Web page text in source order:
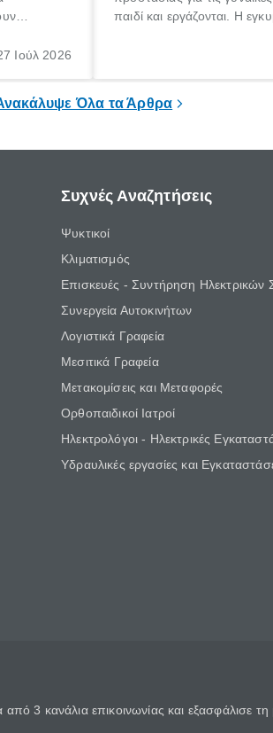
είναι»,
Ιούλ 2026
παιδί και εργάζονται. Η
σημαντική περίοδος στη
Όλα τα Άρθρα
Συχνές Αναζητήσεις
Ψυκτικοί
Κλιματισμός
Επισκευές - Συντήρηση Ηλεκτρικών
Συνεργεία Αυτοκινήτων
Λογιστικά Γραφεία
Μεσιτικά Γραφεία
Μετακομίσεις και Μεταφορές
Ορθοπαιδικοί Ιατροί
Ηλεκτρολόγοι - Ηλεκτρικές
Υδραυλικές εργασίες και
3 κανάλια επικοινωνίας και εξασφάλισε